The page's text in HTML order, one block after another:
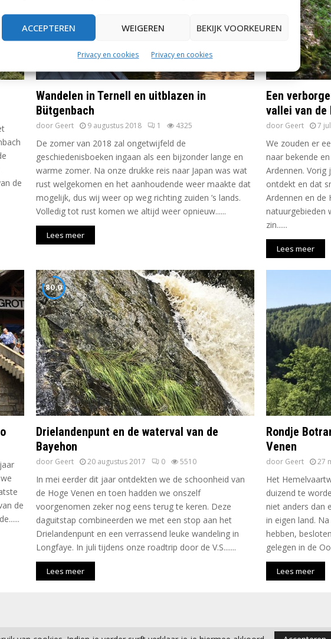
ACCEPTEREN WEIGEREN BEKIJK VOORKEUREN
Privacy en cookies Privacy en cookies
de
Wandelen in Ternell en uitblazen in
Bütgenbach
door Geert 9 augustus 2018 1 4325
De zomer van 2018 zal ongetwijfeld de
geschiedenisboeken ingaan als een bijzonder lange en
warme zomer. Na onze drukke reis naar Japan was wat
rust welgekomen en het aanhoudende weer maakte dat
mogelijk, dus wij weer op weg richting zuiden ’s lands.
Volledig tot rust komen we altijd weer opnieuw......
Lees meer
Een
vallei van de
door Geert 7
We zouden er
naar bekende
Ardennen. Vorig
ontdekt en dat
Ardennen en de
natuurgebieden
zin......
Lees meer
de
80.0
Drielandenpunt en de waterval van de
Bayehon
door Geert 20 augustus 2017 0 5510
In mei eerder dit jaar ontdekten we de schoonheid van
de Hoge Venen en toen hadden we onszelf
voorgenomen zeker nog eens terug te keren. Deze
daguitstap combineerden we met een stop aan het
Drielandenpunt en een verrassend leuke wandeling in
Longfaye. In juli tijdens onze roadtrip door de V.S.......
Lees meer
Rondje
Venen
door Geert 27
Het
duizend te
niet anders dan
in eigen land.
hebben,
gelegen in de
Lees meer